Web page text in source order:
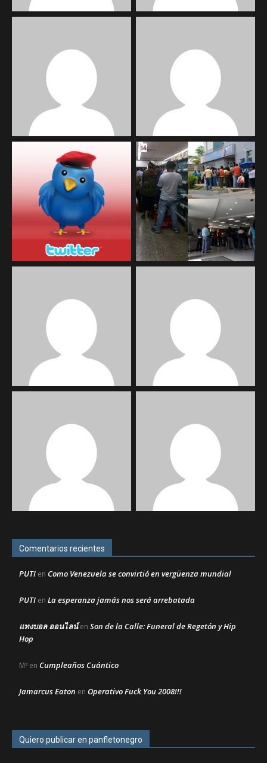
Comentarios recientes
PUTI en Como Venezuela se convirtió en vergüenza mundial
PUTI en La esperanza jamás nos será arrebatada
แทงบอล ออนไลน์en Son de la Calle: Funeral de Regetón y Hip
Hop
Mª en Cumpleaños Cuántico
Jamarcus Eaton en Operativo Fuck You 2008!!!
Quiero publicar en panfletonegro